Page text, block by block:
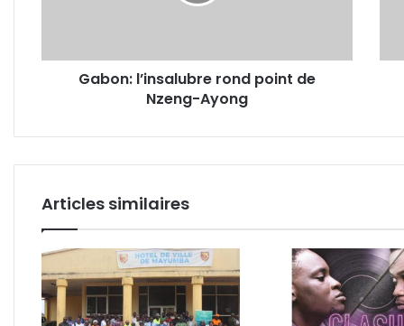
Gabon: l’insalubre rond point de
Nzeng-Ayong
Articles similaires